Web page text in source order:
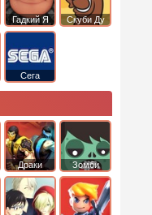
Гадкий Я Скуби Ду
Сега
Драки Зомби